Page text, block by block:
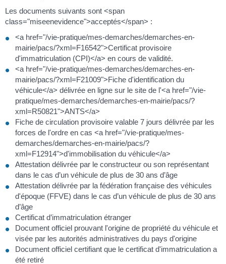
Les documents suivants sont <span
class="miseenevidence">acceptés</span> :
<a href="/vie-pratique/mes-demarches/demarches-en-
mairie/pacs/?xml=F16542">Certificat provisoire
d'immatriculation (CPI)</a> en cours de validité.
<a href="/vie-pratique/mes-demarches/demarches-en-
mairie/pacs/?xml=F21009">Fiche d'identification du
véhicule</a> délivrée en ligne sur le site de l'<a href="/vie-
pratique/mes-demarches/demarches-en-mairie/pacs/?
xml=R50821">ANTS</a>
Fiche de circulation provisoire valable 7 jours délivrée par les
forces de l'ordre en cas <a href="/vie-pratique/mes-
demarches/demarches-en-mairie/pacs/?
xml=F12914">d'immobilisation du véhicule</a>
Attestation délivrée par le constructeur ou son représentant
dans le cas d’un véhicule de plus de 30 ans d’âge
Attestation délivrée par la fédération française des véhicules
d'époque (FFVE) dans le cas d’un véhicule de plus de 30 ans
d’âge
Certificat d’immatriculation étranger
Document officiel prouvant l'origine de propriété du véhicule et
visée par les autorités administratives du pays d'origine
Document officiel certifiant que le certificat d'immatriculation a
été retiré